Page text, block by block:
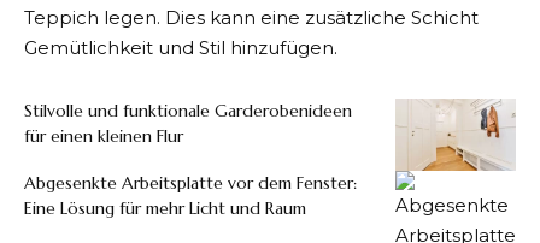
Teppich legen. Dies kann eine zusätzliche Schicht
Gemütlichkeit und Stil hinzufügen.
Stilvolle und funktionale Garderobenideen
für einen kleinen Flur
Abgesenkte Arbeitsplatte vor dem Fenster:
Eine Lösung für mehr Licht und Raum